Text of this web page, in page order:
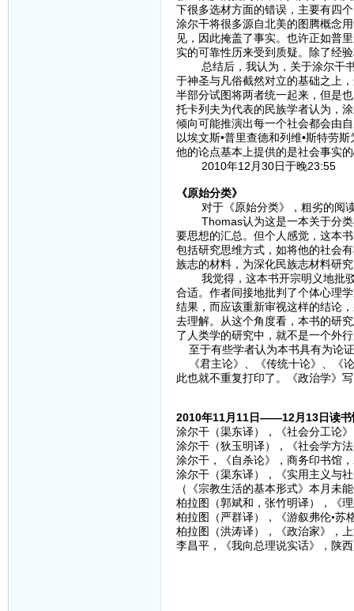
下很多选材方面的错误，主要有四
涂尔干将很多源自北美的图腾概念
见，因此掩盖了事实。也许正如普
实的可靠性历来受到质疑。除了经
总结后，我认为，关于涂尔干书
于神圣与凡俗截然对立的基础之上
半部分试图将两者统一起来，但是
托卡列夫为代表的民族学者认为，
倾向可能推演出每一个社会都会由
以埃文斯•普里查德和列维•斯特劳
他的论点基本上提供的是社会事实
2010年12月30日于晚23:55
《原始分类》
对于《原始分类》，粗劣的阅读
Thomas认为这是一本关于分类
要思想的汇总。但个人感觉，这本
包括研究思维方式，如将他的社会
族志的材料，为深化民族志材料研
我觉得，这本书开宗明义地批驳
合适。作者间接地批判了个体心理
结果，而应该重新审视这样的结论
去理解。从这个角度看，本书的研
了人类学的研究中，就不是一个外
至于有些学者认为本书具有为论
《君主论》、《传统十论》、《
此也就不重复打印了。《政治学》
2010年11月11日——12月13日读书
涂尔干（渠东译），《社会分工论
涂尔干（狄玉明译），《社会学方
涂尔干，《自杀论》，商务印书馆
涂尔干（渠东译），《实用主义与
（《宗教生活的基本形式》本月未
柏拉图（郭斌和，张竹明译），《
柏拉图（严群译），《游叙弗伦•苏
柏拉图（洪涛译），《政治家》，
李昌平，《我向总理说实话》，陕